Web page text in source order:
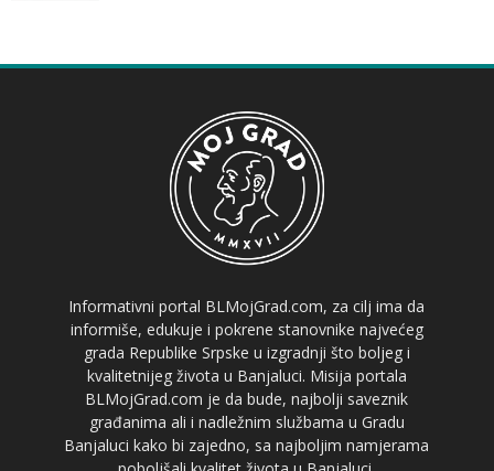
Informativni portal BLMojGrad.com, za cilj ima da
informiše, edukuje i pokrene stanovnike najvećeg
grada Republike Srpske u izgradnji što boljeg i
kvalitetnijeg života u Banjaluci. Misija portala
BLMojGrad.com je da bude, najbolji saveznik
građanima ali i nadležnim službama u Gradu
Banjaluci kako bi zajedno, sa najboljim namjerama